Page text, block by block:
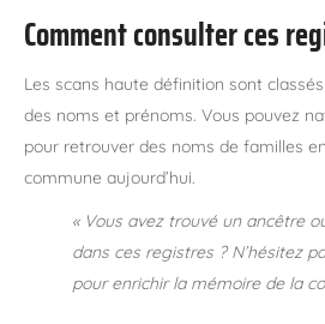
Comment consulter ces
Les scans haute définition sont
des noms et prénoms. Vous pouvez
pour retrouver des noms de familles
commune aujourd’hui.
« Vous avez trouvé un ancêtre
dans ces registres ? N’hésitez
pour enrichir la mémoire de la